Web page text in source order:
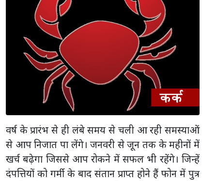
वर्ष के प्रारंभ से ही लंबे समय से चली आ रही समस्याओं
से आप निजात पा लेंगे। जनवरी से जून तक के महीनों में
खर्च बढ़ेगा जिससे आप रोकने में सफल भी रहेंगे। जिन्हें
दंपत्तियों को गर्मी के बाद संतान प्राप्त होने हैं फोन में पुत्र